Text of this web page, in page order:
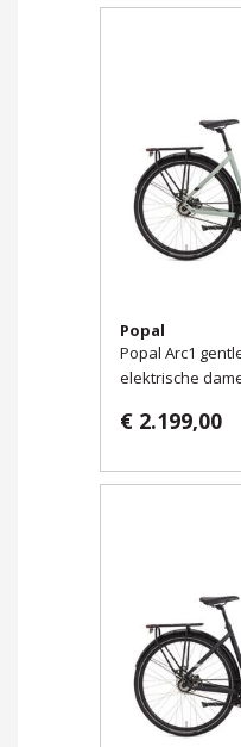
Popal
Popal Arc1
elektrische
€ 2.199,00